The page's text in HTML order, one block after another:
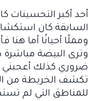
أحد أكبر التحسينات
السابقة كان
ومملًا أحيانًا أما
وترى البيضة
ضروري كذلك أعجبني
تكشف الخريطة من
للمناطق التي لم